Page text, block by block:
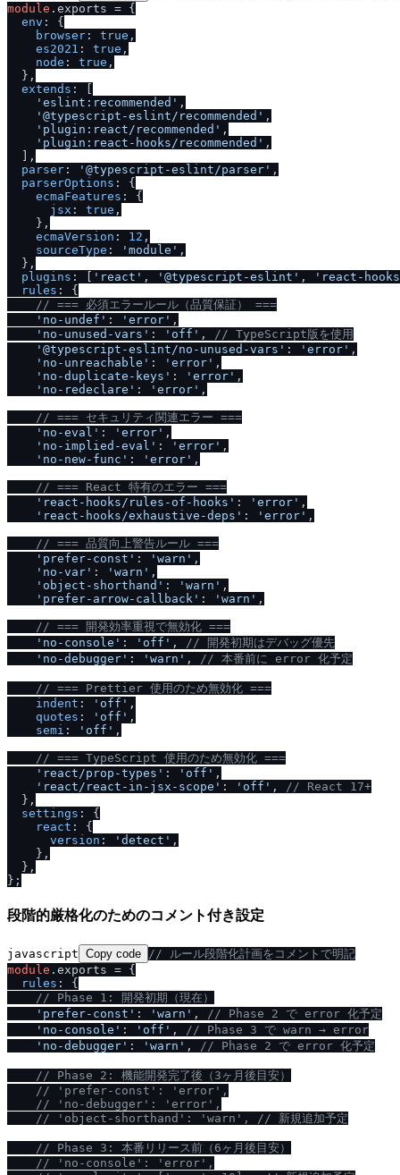
module . exports = {
env : {
browser : true ,
es2021 : true ,
node : true ,
  },
extends : [
'eslint:recommended' ,
'@typescript-eslint / recommended' ,
'plugin:react / recommended' ,
'plugin:react-hooks / recommended' ,
  ],
parser : '@typescript-eslint /parser' ,
parserOptions : {
ecmaFeatures : {
jsx : true ,
    },
ecmaVersion : 12 ,
sourceType : 'module' ,
  },
plugins : [ 'react' , '@typescript-eslint' ,
'react-
rules : {
/ / === 必須エラールール（品質保証） ===
'no-undef' : 'error' ,
'no-unused-vars' : 'off' , / / TypeScript版を使用
'@typescript-eslint /no-unused-vars' : 'error' ,
'no-unreachable' : 'error' ,
'no-duplicate-keys' : 'error' ,
'no-redeclare' : 'error' ,
/ / === セキュリティ関連エラー ===
'no-eval' : 'error' ,
'no-implied-eval' : 'error' ,
'no-new-func' : 'error' ,
/ / === React 特有のエラー ===
'react-hooks / rules-of-hooks' : 'error' ,
'react-hooks /exhaustive-deps' : 'error' ,
/ / === 品質向上警告ルール ===
'prefer-const' : 'warn' ,
'no-var' : 'warn' ,
'object-shorthand' : 'warn' ,
'prefer-arrow-callback' : 'warn' ,
/ / === 開発効率重視で無効化 ===
'no-console' : 'off' , / / 開発初期はデバッグ優先
'no-debugger' : 'warn' , / / 本番前に error 化予定
/ / === Prettier 使用のため無効化 ===
indent : 'off' ,
quotes : 'off' ,
semi : 'off' ,
/ / === TypeScript 使用のため無効化 ===
'react /prop-types' : 'off' ,
'react / react-in-jsx-scope' : 'off' , / / React 17+
  },
settings : {
react : {
version : 'detect' ,
    },
  },
段階的厳格化のためのコメント付き設定
javascript Copy code // ルール段階化計画をコメントで明記
module . exports = {
rules : {
// Phase 1: 開発初期（現在）
'prefer-const' : 'warn' , // Phase 2 で error 化予定
'no-console' : 'off' , // Phase 3 で warn → error
'no-debugger' : 'warn' , // Phase 2 で error 化予定
// Phase 2: 機能開発完了後（3ヶ月後目安）
// 'prefer-const': 'error',
// 'no-debugger': 'error',
// 'object-shorthand': 'warn', // 新規追加予定
// Phase 3: 本番リリース前（6ヶ月後目安）
// 'no-console': 'error',